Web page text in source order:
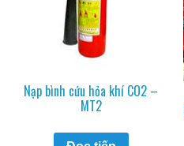
Nạp bình cứu hỏa khí CO2 –
MT2